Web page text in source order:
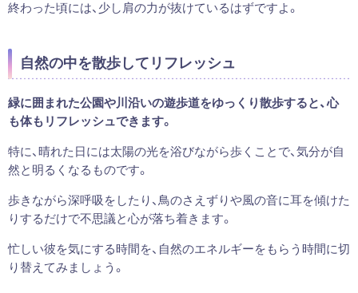
終わった頃には、少し肩の力が抜けているはずですよ。
自然の中を散歩してリフレッシュ
緑に囲まれた公園や川沿いの遊歩道をゆっくり散歩すると、心
も体もリフレッシュできます。
特に、晴れた日には太陽の光を浴びながら歩くことで、気分が自
然と明るくなるものです。
歩きながら深呼吸をしたり、鳥のさえずりや風の音に耳を傾けた
りするだけで不思議と心が落ち着きます。
忙しい彼を気にする時間を、自然のエネルギーをもらう時間に切
り替えてみましょう。